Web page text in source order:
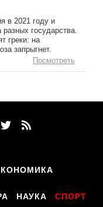
в 2021 году и
государства.
греки: на
запрыгнет.
Посмотреть
НАУКА СПОРТ